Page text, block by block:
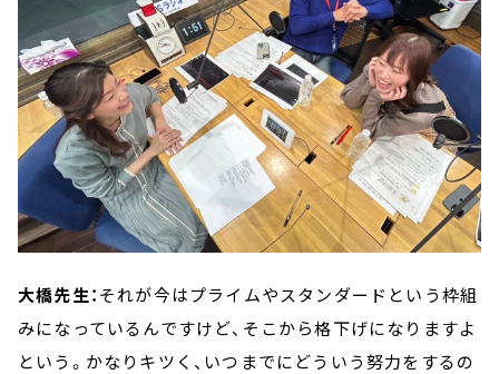
大橋先生：それが今はプライムやスタンダードという枠組
みになっているんですけど、そこから格下げになりますよ
という。かなりキツく、いつまでにどういう努力をするの